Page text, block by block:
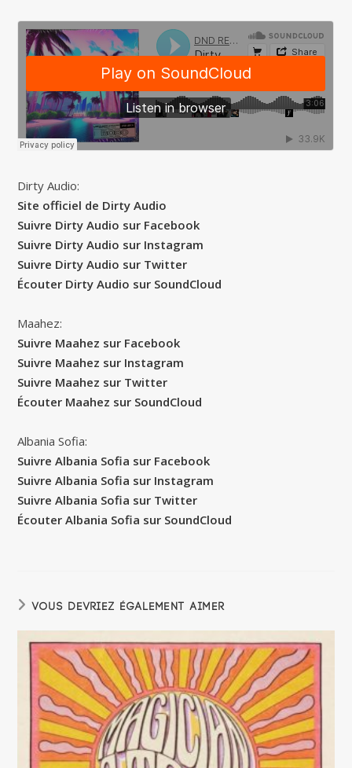
Dirty Audio:
Site officiel de Dirty Audio
Suivre Dirty Audio sur Facebook
Suivre Dirty Audio sur Instagram
Suivre Dirty Audio sur Twitter
Écouter Dirty Audio sur SoundCloud
Maahez:
Suivre Maahez sur Facebook
Suivre Maahez sur Instagram
Suivre Maahez sur Twitter
Écouter Maahez sur SoundCloud
Albania Sofia:
Suivre Albania Sofia sur Facebook
Suivre Albania Sofia sur Instagram
Suivre Albania Sofia sur Twitter
Écouter Albania Sofia sur SoundCloud
VOUS DEVRIEZ ÉGALEMENT AIMER